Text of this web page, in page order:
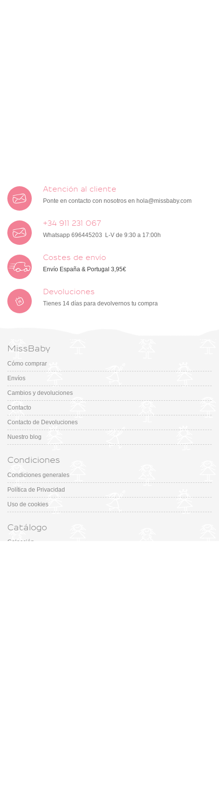
Atención al cliente
Ponte en contacto con nosotros en hola@missbaby.com
+34 911 231 067
Whatsapp 696445203 L-V de 9:30 a 17:00h
Costes de envío
Envío España & Portugal 3,95€
Devoluciones
Tienes 14 días para devolvernos tu compra
MissBaby
Cómo comprar
Envíos
Cambios y devoluciones
Contacto
Contacto de Devoluciones
Nuestro blog
Condiciones
Condiciones generales
Política de Privacidad
Uso de cookies
Catálogo
Colección